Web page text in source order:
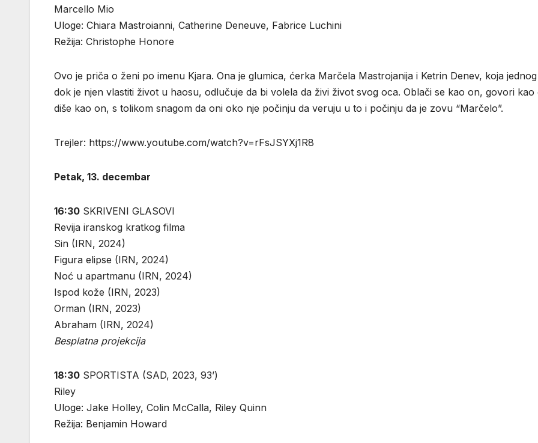
Marcello Mio
Uloge: Chiara Mastroianni, Catherine Deneuve, Fabrice Luchini
Režija: Christophe Honore
Ovo je priča o ženi po imenu Kjara. Ona je glumica, ćerka Marčela Mastrojanija i Ketrin Denev, koja
dok je njen vlastiti život u haosu, odlučuje da bi volela da živi život svog oca. Oblači se kao on, govori kao
diše kao on, s tolikom snagom da oni oko nje počinju da veruju u to i počinju da je zovu “Marčelo”.
Trejler: https://www.youtube.com/watch?v=rFsJSYXj1R8
Petak, 13. decembar
16:30 SKRIVENI GLASOVI
Revija iranskog kratkog filma
Sin (IRN, 2024)
Figura elipse (IRN, 2024)
Noć u apartmanu (IRN, 2024)
Ispod kože (IRN, 2023)
Orman (IRN, 2023)
Abraham (IRN, 2024)
Besplatna projekcija
18:30 SPORTISTA (SAD, 2023, 93’)
Riley
Uloge: Jake Holley, Colin McCalla, Riley Quinn
Režija: Benjamin Howard